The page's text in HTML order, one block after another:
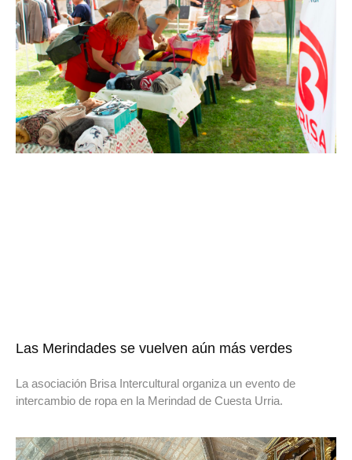
Las Merindades se vuelven aún más verdes
La asociación Brisa Intercultural organiza un evento de
intercambio de ropa en la Merindad de Cuesta Urria.